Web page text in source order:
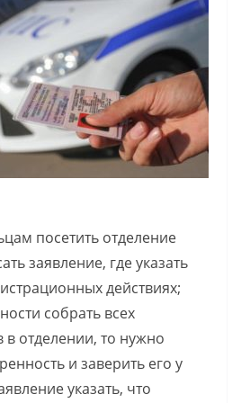
посетить отделение
заявление, где указать
действиях;
собрать всех
в отделении, то нужно
и заверить его у
указать, что